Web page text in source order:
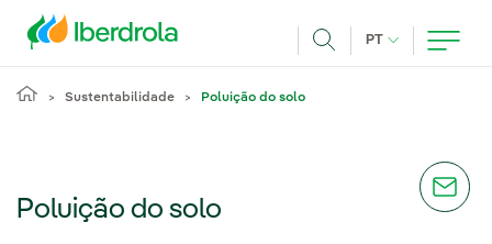
PT IDIOMA ATUAL,
Sustentabilidade Poluição do solo
Poluição do solo